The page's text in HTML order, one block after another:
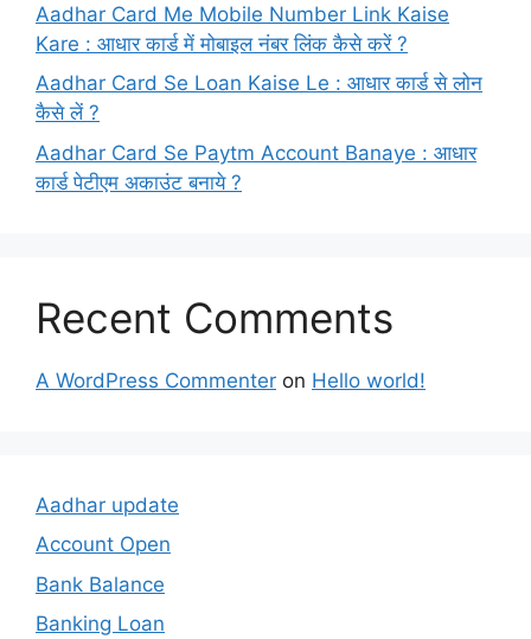
Aadhar Card Me Mobile Number Link Kaise
Kare : आधार कार्ड में मोबाइल नंबर लिंक कैसे करें ?
Aadhar Card Se Loan Kaise Le : आधार कार्ड से लोन
कैसे लें ?
Aadhar Card Se Paytm Account Banaye : आधार
कार्ड पेटीएम अकाउंट बनाये ?
Recent Comments
A WordPress Commenter on Hello world!
Aadhar update
Account Open
Bank Balance
Banking Loan